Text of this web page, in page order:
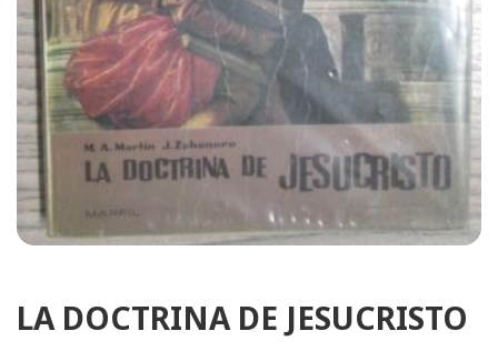
LA DOCTRINA DE JESUCRISTO